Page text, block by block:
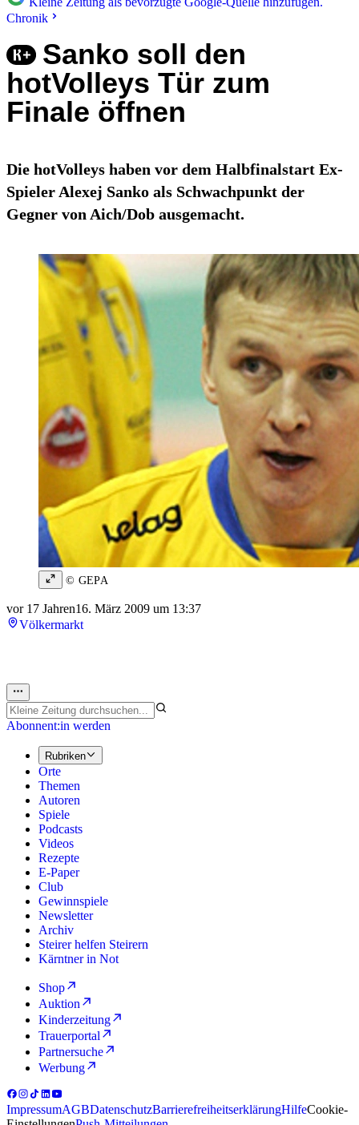
Chronik
Sanko soll den
hotVolleys Tür zum
Finale öffnen
Die hotVolleys haben vor dem Halbfinalstart Ex-
Spieler Alexej Sanko als Schwachpunkt der
Gegner von Aich/Dob ausgemacht.
© GEPA
vor 17 Jahren16. März 2009 um 13:37
Völkermarkt
Abonnent:in werden
Rubriken
Orte
Themen
Autoren
Spiele
Podcasts
Videos
Rezepte
E-Paper
Club
Gewinnspiele
Newsletter
Archiv
Steirer helfen Steirern
Kärntner in Not
Shop
Auktion
Kinderzeitung
Trauerportal
Partnersuche
Werbung
ImpressumAGBDatenschutzBarrierefreiheitserklärungHilfeCookie-